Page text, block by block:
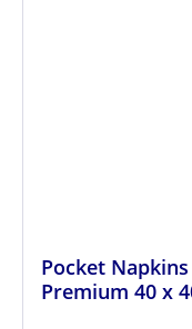
Pocket
Premium 40 x